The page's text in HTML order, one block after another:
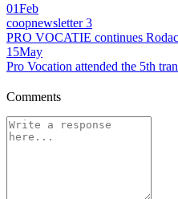
01Feb
coopnewsletter 3
PRO VOCATIE continues
15May
Pro Vocation attended the 5th
Comments